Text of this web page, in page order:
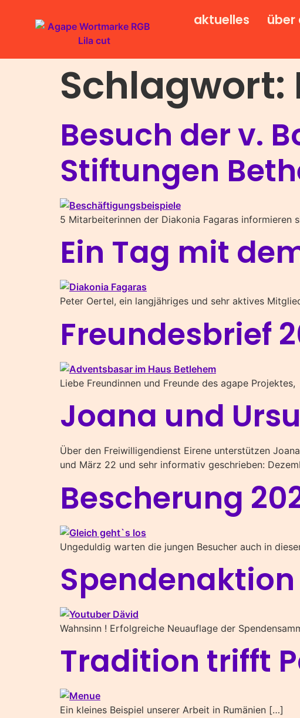
aktuelles über
Schlagwort:
Besuch der v.
Stiftungen
5 Mitarbeiterinnen der Diakonia Fagaras informieren
Ein Tag mit
Peter Oertel, ein langjähriges und sehr aktives
Freundesbrief
Liebe Freundinnen und Freunde des agape Projektes,
Joana und
Über den Freiwilligendienst Eirene unterstützen
und März 22 und sehr informativ geschrieben:
Bescherung
Ungeduldig warten die jungen Besucher auch in
Spendenaktion
Wahnsinn ! Erfolgreiche Neuauflage der
Tradition trifft
Ein kleines Beispiel unserer Arbeit in Rumänien […]